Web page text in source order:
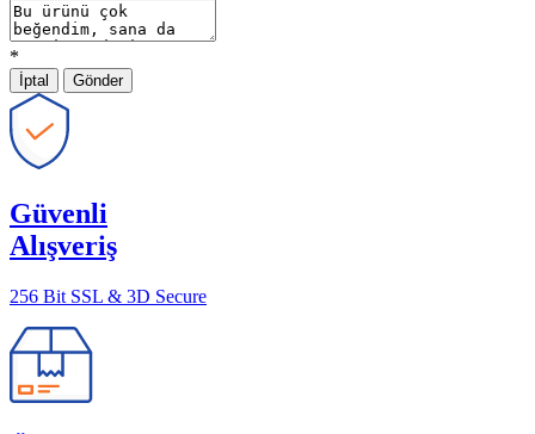
*
İptal Gönder
Güvenli
Alışveriş
256 Bit SSL & 3D Secure